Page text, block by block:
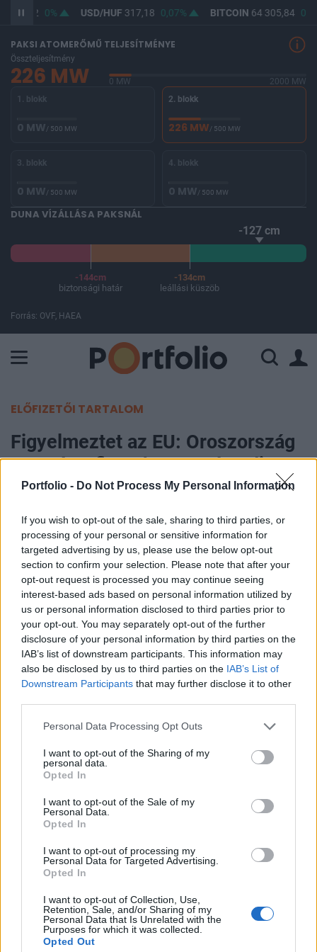
Portfolio - Do Not Process My Personal Information
If you wish to opt-out of the sale, sharing to third parties, or
processing of your personal or sensitive information for
targeted advertising by us, please use the below opt-out
section to confirm your selection. Please note that after your
opt-out request is processed you may continue seeing
interest-based ads based on personal information utilized by
us or personal information disclosed to third parties prior to
your opt-out. You may separately opt-out of the further
disclosure of your personal information by third parties on the
IAB’s list of downstream participants. This information may
also be disclosed by us to third parties on the IAB’s List of
Downstream Participants that may further disclose it to other
Personal Data Processing Opt Outs
I want to opt-out of the Sharing of my
personal data.
Opted In
I want to opt-out of the Sale of my
Personal Data.
Opted In
I want to opt-out of processing my
Personal Data for Targeted Advertising.
Opted In
I want to opt-out of Collection, Use,
Retention, Sale, and/or Sharing of my
Personal Data that Is Unrelated with the
Purposes for which it was collected.
Opted Out
365,42 0% USD/HUF317,18 0,07% BITCOIN64 305,84
PAKSI ATOMERŐMŰ TELJESÍTMÉNYE
Összteljesítmény
226 MW 0 MW
2000 MW
1. blokk
0 MW/ 500 MW
2. blokk
226 MW/ 500 MW
3. blokk
0 MW/ 500 MW
4. blokk
0 MW/ 500 MW
DUNA VÍZÁLLÁSA PAKSNÁL
-127 cm
-144cm
biztonsági határ
-134cm
leállási küszöb
Forrás: OVF, HAEA
ELŐFIZETŐI TARTALOM
Figyelmeztet az EU: Oroszország
nagy árat fizet, ha megtámadja
Ukrajnát
Portfolio
2021. december 16. 11:46
Az Európai Uniót aggasztja Oroszország
szomszédaival szembeni „agresszív” hozzáállása,
és figyelmeztette Moszkvát, hogy „nagy árat” fog
fizetni, ha megtámadja Ukrajnát – számolt be a
CNBC.
Back to Europe 2026Az áprilisi választások után
hosszabb távon az euró bevezetése. Milyen utat kell
bejárnia Magyarországnak addig és mekkora lökést
adhatnak az uniós pénzek a gazdaságnak? Ezzel a
kérdéssel foglalkozik a Portfolio konferenciája, mely
szakértőkkel...
KEDVES OLVASÓNK!
A keresett cikk a portfolio.hu hírarchívumához
regisztrációhoz kötött.
Az előfizetés a következőket tartalmazza: